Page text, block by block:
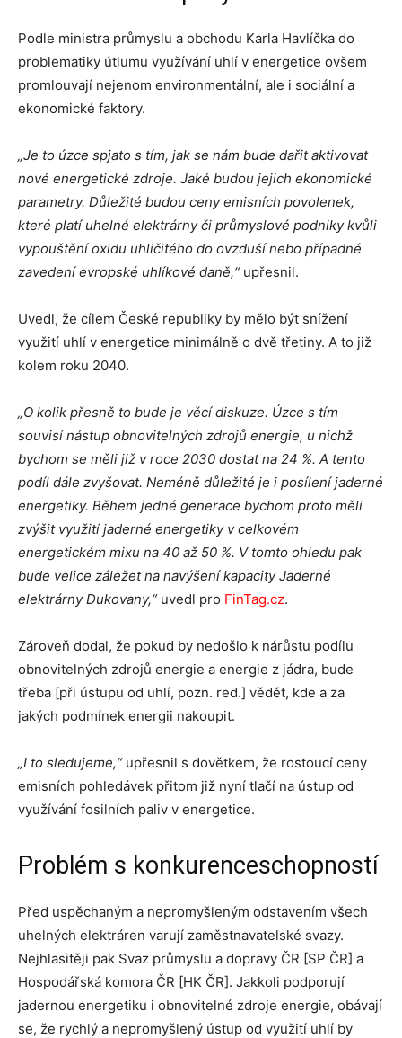
Podle ministra průmyslu a obchodu Karla Havlíčka do
problematiky útlumu využívání uhlí v energetice ovšem
promlouvají nejenom environmentální, ale i sociální a
ekonomické faktory.
„Je to úzce spjato s tím, jak se nám bude dařit aktivovat
nové energetické zdroje. Jaké budou jejich ekonomické
parametry. Důležité budou ceny emisních povolenek,
které platí uhelné elektrárny či průmyslové podniky kvůli
vypouštění oxidu uhličitého do ovzduší nebo případné
zavedení evropské uhlíkové daně,“upřesnil.
Uvedl, že cílem České republiky by mělo být snížení
využití uhlí v energetice minimálně o dvě třetiny. A to již
kolem roku 2040.
„O kolik přesně to bude je věcí diskuze. Úzce s tím
souvisí nástup obnovitelných zdrojů energie, u nichž
bychom se měli již v roce 2030 dostat na 24 %. A tento
podíl dále zvyšovat. Neméně důležité je i posílení jaderné
energetiky. Během jedné generace bychom proto měli
zvýšit využití jaderné energetiky v celkovém
energetickém mixu na 40 až 50 %. V tomto ohledu pak
bude velice záležet na navýšení kapacity Jaderné
elektrárny Dukovany,“uvedl pro FinTag.cz.
Zároveň dodal, že pokud by nedošlo k nárůstu podílu
obnovitelných zdrojů energie a energie z jádra, bude
třeba [při ústupu od uhlí, pozn. red.] vědět, kde a za
jakých podmínek energii nakoupit.
„I to sledujeme,“upřesnil s dovětkem, že rostoucí ceny
emisních pohledávek přitom již nyní tlačí na ústup od
využívání fosilních paliv v energetice.
Problém s konkurenceschopností
Před uspěchaným a nepromyšleným odstavením všech
uhelných elektráren varují zaměstnavatelské svazy.
Nejhlasitěji pak Svaz průmyslu a dopravy ČR [SP ČR] a
Hospodářská komora ČR [HK ČR]. Jakkoli podporují
jadernou energetiku i obnovitelné zdroje energie, obávají
se, že rychlý a nepromyšlený ústup od využití uhlí by